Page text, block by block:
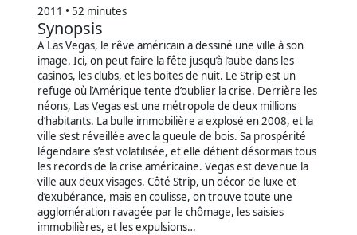
2011 • 52 minutes
Synopsis
A Las Vegas, le rêve américain a dessiné une ville à son
image. Ici, on peut faire la fête jusqu’à l’aube dans les
casinos, les clubs, et les boites de nuit. Le Strip est un
refuge où l’Amérique tente d’oublier la crise. Derrière les
néons, Las Vegas est une métropole de deux millions
d’habitants. La bulle immobilière a explosé en 2008, et la
ville s’est réveillée avec la gueule de bois. Sa prospérité
légendaire s’est volatilisée, et elle détient désormais tous
les records de la crise américaine. Vegas est devenue la
ville aux deux visages. Côté Strip, un décor de luxe et
d’exubérance, mais en coulisse, on trouve toute une
agglomération ravagée par le chômage, les saisies
immobilières, et les expulsions…